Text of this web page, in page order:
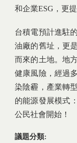
和企業ESG，更
台積電預計進駐
油廠的舊址，更
而來的土地。地
健康風險，經過
染陰霾，產業轉
的能源發展模式
公民社會開始！
議題分類: